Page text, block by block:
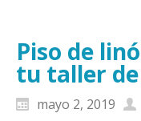
Piso de
tu taller
mayo 2, 2019